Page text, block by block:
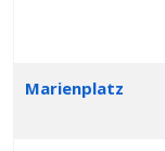
Marienplatz